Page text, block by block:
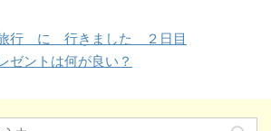
行 に 行きました ２日目
ゼントは何が良い？